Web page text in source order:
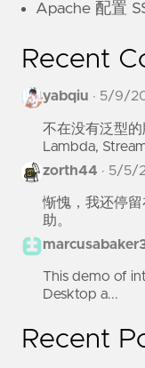
Apache 配置
Recent
yabqiu · 5/9/
不在没有泛型
Lambda,
zorth44 · 5/5/
惭愧，我还停
助。
This demo of
Desktop a...
Recent